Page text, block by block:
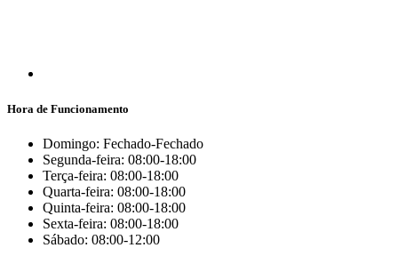
Hora de Funcionamento
Domingo: Fechado-Fechado
Segunda-feira: 08:00-18:00
Terça-feira: 08:00-18:00
Quarta-feira: 08:00-18:00
Quinta-feira: 08:00-18:00
Sexta-feira: 08:00-18:00
Sábado: 08:00-12:00